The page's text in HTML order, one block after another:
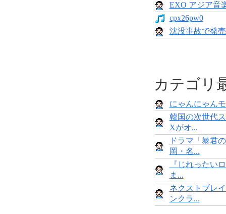
EXO アジア音
cpx26pw0
沈没事故で発
カテゴリ
にゃんにゃん
韓国の次世代
Xがオ...
ドラマ「暴君
岡・名...
『じれったい
ま...
ネクストブレ
ンクラ...